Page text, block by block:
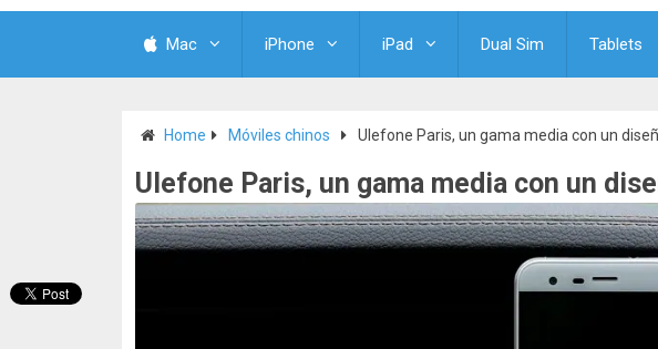
Mac iPhone iPad Dual Sim Tablets
Home Móviles chinos Ulefone Paris, un gama media con un
Ulefone Paris, un gama media con un